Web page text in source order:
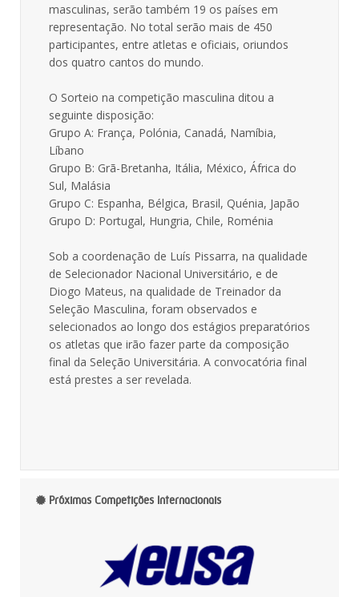
masculinas, serão também 19 os países em
representação. No total serão mais de 450
participantes, entre atletas e oficiais, oriundos
dos quatro cantos do mundo.
O Sorteio na competição masculina ditou a
seguinte disposição:
Grupo A: França, Polónia, Canadá, Namíbia,
Líbano
Grupo B: Grã-Bretanha, Itália, México, África do
Sul, Malásia
Grupo C: Espanha, Bélgica, Brasil, Quénia, Japão
Grupo D: Portugal, Hungria, Chile, Roménia
Sob a coordenação de Luís Pissarra, na qualidade
de Selecionador Nacional Universitário, e de
Diogo Mateus, na qualidade de Treinador da
Seleção Masculina, foram observados e
selecionados ao longo dos estágios preparatórios
os atletas que irão fazer parte da composição
final da Seleção Universitária. A convocatória final
está prestes a ser revelada.
Próximas Competições Internacionais